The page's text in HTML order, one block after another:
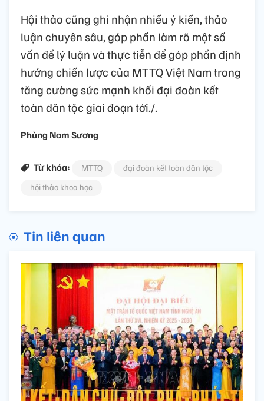
Hội thảo cũng ghi nhận nhiều ý kiến, thảo
luận chuyên sâu, góp phần làm rõ một số
vấn đề lý luận và thực tiễn để góp phần định
hướng chiến lược của MTTQ Việt Nam trong
tăng cường sức mạnh khối đại đoàn kết
toàn dân tộc giai đoạn tới./.
Phùng Nam Sương
Từ khóa: MTTQ
đại đoàn kết toàn dân tộc
hội thảo khoa học
Tin liên quan